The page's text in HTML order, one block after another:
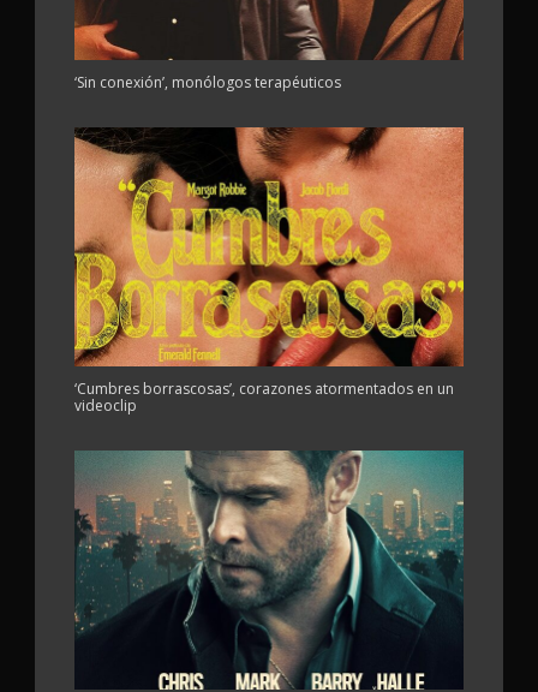
‘Sin conexión’, monólogos terapéuticos
‘Cumbres borrascosas’, corazones atormentados en un
videoclip